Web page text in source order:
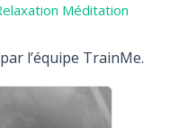
Méditation
l’équipe TrainMe.